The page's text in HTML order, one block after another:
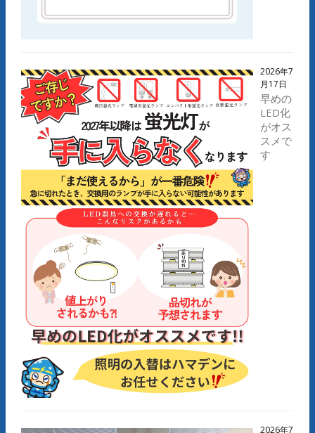
2026年7
月17日
早めの
LED化
がオス
スメで
す
2026年7